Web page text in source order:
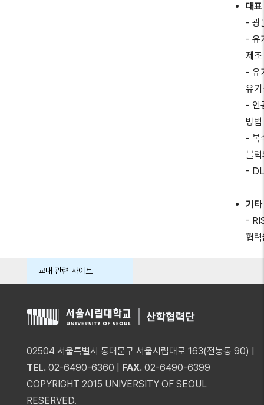
대
- 광
- 유
제
- 유
유
- 인
방
- 복
블
-
기
-
협
교내 관련 사이트
02504 서울특별시 동대문구 서울시립대로 163(전농동 90) |
TEL. 02-6490-6360 | FAX. 02-6490-6399
COPYRIGHT 2015 UNIVERSITY OF SEOUL
RESERVED.